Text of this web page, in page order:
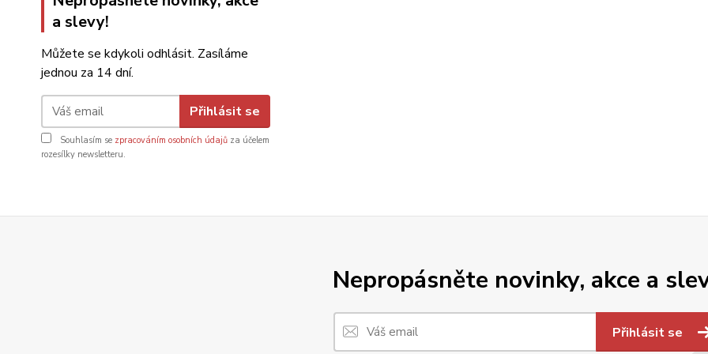
a slevy!
Můžete se kdykoli odhlásit. Zasíláme
jednou za 14 dní.
Přihlásit se
Souhlasím se zpracováním osobních údajů za účelem
rozesílky newsletteru.
Nepropásněte novinky, akce a
Přihlásit se